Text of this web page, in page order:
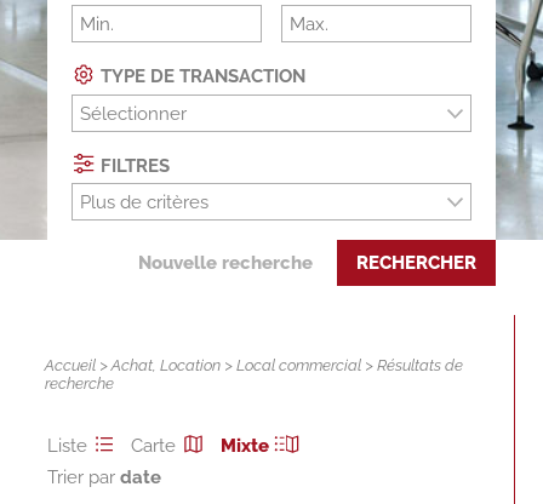
TYPE DE TRANSACTION
Sélectionner
FILTRES
Plus de critères
Nouvelle recherche RECHERCHER
Accueil >Achat,Location >Local commercial > Résultats de
recherche
Liste Carte
Mixte
Trier par